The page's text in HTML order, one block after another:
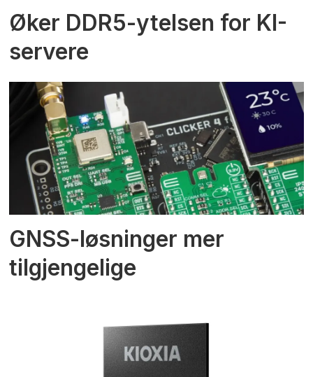
Øker DDR5-ytelsen for KI-
servere
GNSS-løsninger mer
tilgjengelige